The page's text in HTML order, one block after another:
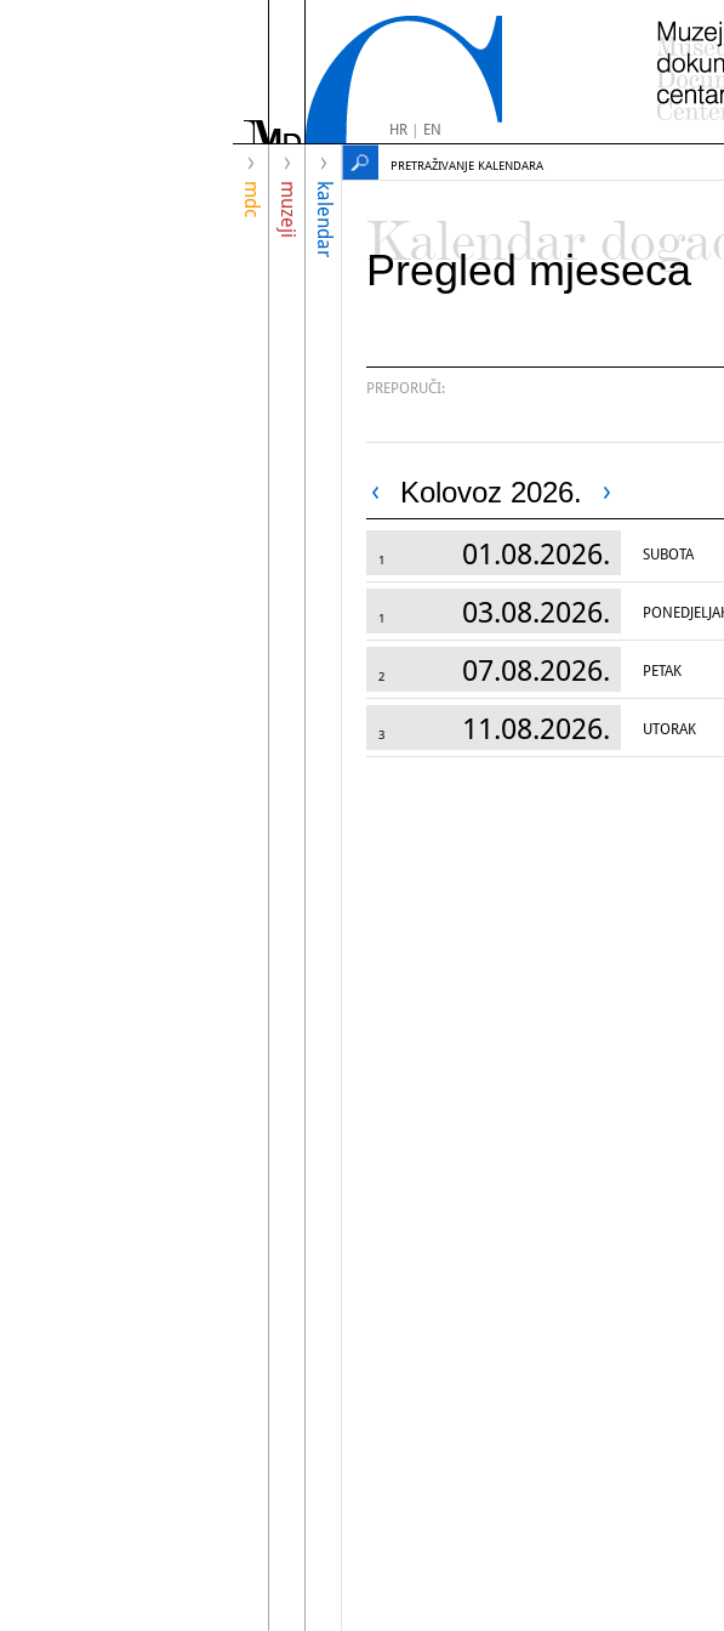
HR| EN
mdc muzeji kalendar
PRETRAŽIVANJE KALENDARA
Kalendar
Pregled mjeseca
PREPORUČI:
Kolovoz 2026.
1 01.08.2026. SUBOTA
1 03.08.2026.
2 07.08.2026. PETAK
3 11.08.2026. UTORAK